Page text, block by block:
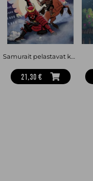
Samurait pelastavat keisarin
21,30 €